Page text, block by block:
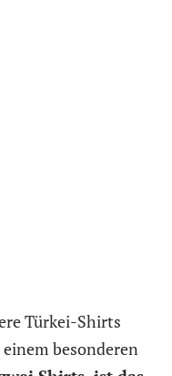
Türkei-Shirts
besonderen